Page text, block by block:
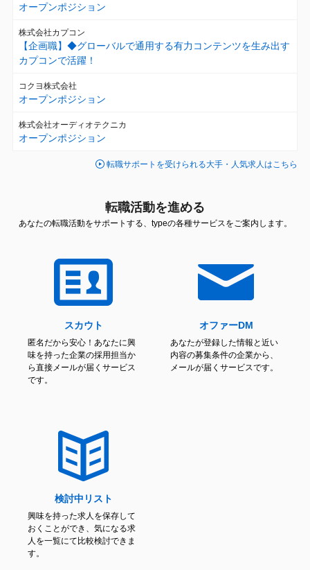
オープンポジション
株式会社カプコン
【企画職】◆グローバルで通用する有力コンテンツを生み出す
カプコンで活躍！
コクヨ株式会社
オープンポジション
株式会社オーディオテクニカ
オープンポジション
転職サポートを受けられる大手・人気求人はこちら
転職活動を進める
あなたの転職活動をサポートする、typeの各種サービスをご案内します。
スカウト
匿名だから安心！あなたに興
味を持った企業の採用担当か
ら直接メールが届くサービス
です。
オファーDM
あなたが登録した情報と近い
内容の募集条件の企業から、
メールが届くサービスです。
検討中リスト
興味を持った求人を保存して
おくことができ、気になる求
人を一覧にて比較検討できま
す。